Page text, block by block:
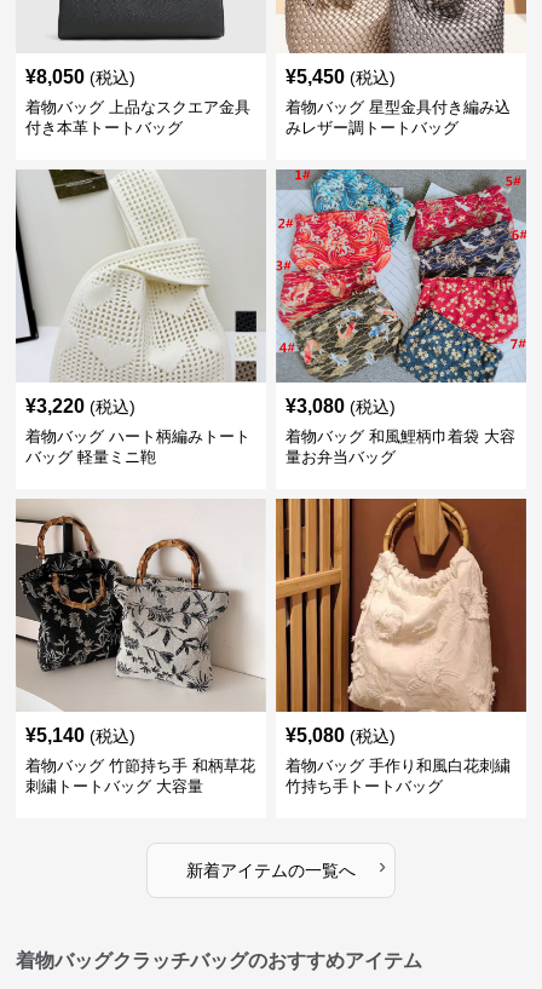
¥8,050 (税込)
着物バッグ 上品なスクエア金具
付き本革トートバッグ
¥5,450 (税込)
着物バッグ 星型金具付き編み込
みレザー調トートバッグ
¥3,220 (税込)
着物バッグ ハート柄編みトート
バッグ 軽量ミニ鞄
¥3,080 (税込)
着物バッグ 和風鯉柄巾着袋 大容
量お弁当バッグ
¥5,140 (税込)
着物バッグ 竹節持ち手 和柄草花
刺繍トートバッグ 大容量
¥5,080 (税込)
着物バッグ 手作り和風白花刺繍
竹持ち手トートバッグ
新着アイテムの一覧へ ›
着物バッグクラッチバッグのおすすめアイテム